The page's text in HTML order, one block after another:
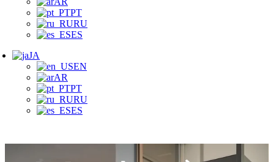
PT
RU
ES
JA
EN
AR
PT
RU
ES